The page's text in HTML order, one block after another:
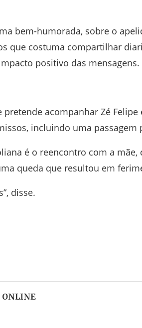
bem-humorada, sobre o
que costuma compartilhar
positivo das mensagens.
acompanhar Zé Felipe
incluindo uma passagem
é o reencontro com a
queda que resultou em
disse.
ONLINE